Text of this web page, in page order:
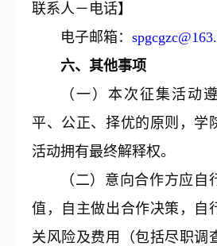
联系人－电话】
电子邮箱：
六、其他事项
（一）本次征集活动
平、公正、择优的原则，学
活动拥有最终解释权。
（二）意向合作方应自
值，自主做出合作决策，自
关风险及费用（包括尽职调